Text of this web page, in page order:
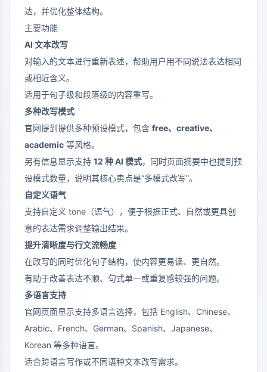
达，并优化整体结构。
主要功能
AI 文本改写
对输入的文本进行重新表述，帮助用户用不同说法表达相同
或相近含义。
适用于句子级和段落级的内容重写。
多种改写模式
官网提到提供多种预设模式，包含 free、creative、
academic 等风格。
另有信息显示支持 12 种 AI 模式，同时页面摘要中也提到预
设模式数量，说明其核心卖点是“多模式改写”。
自定义语气
支持自定义 tone（语气），便于根据正式、自然或更具创
意的表达需求调整输出结果。
提升清晰度与行文流畅度
在改写的同时优化句子结构，使内容更易读、更自然。
有助于改善表达不顺、句式单一或重复感较强的问题。
多语言支持
官网页面显示支持多语言选择，包括 English、Chinese、
Arabic、French、German、Spanish、Japanese、
Korean 等多种语言。
适合跨语言写作或不同语种文本改写需求。